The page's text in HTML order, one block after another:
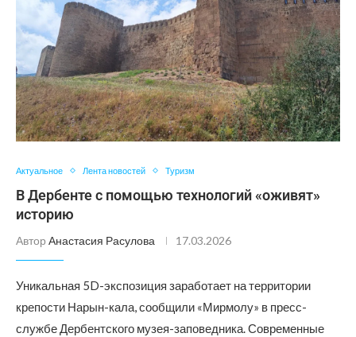
Актуальное Лента новостей Туризм
В Дербенте с помощью технологий «оживят»
историю
Автор Анастасия Расулова 17.03.2026
Уникальная 5D-экспозиция заработает на территории
крепости Нарын-кала, сообщили «Мирмолу» в пресс-
службе Дербентского музея-заповедника. Современные